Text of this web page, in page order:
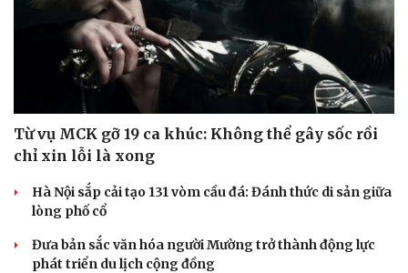
Từ vụ MCK gỡ 19 ca khúc: Không thể gây sốc rồi
chỉ xin lỗi là xong
Hà Nội sắp cải tạo 131 vòm cầu đá: Đánh thức di sản giữa
lòng phố cổ
Đưa bản sắc văn hóa người Mường trở thành động lực
phát triển du lịch cộng đồng